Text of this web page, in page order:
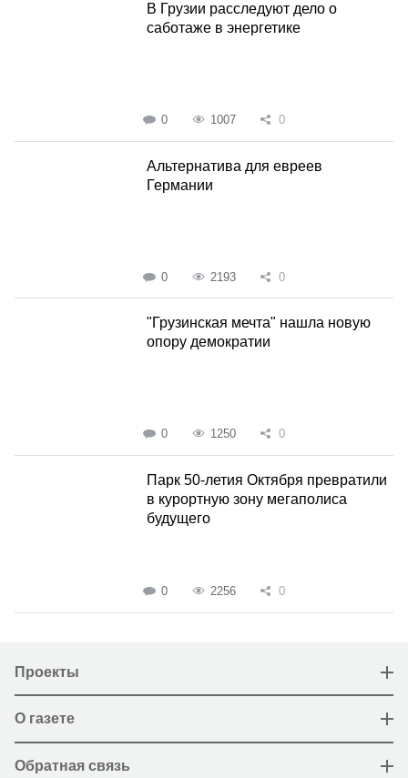
В Грузии расследуют дело о
саботаже в энергетике
0 1007 0
Альтернатива для евреев
Германии
0 2193 0
"Грузинская мечта" нашла новую
опору демократии
0 1250 0
Парк 50-летия Октября превратили
в курортную зону мегаполиса
будущего
0 2256 0
Проекты
О газете
Обратная связь